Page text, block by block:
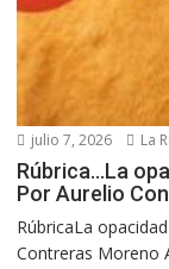
julio 7, 2026 La
Rúbrica…La
Por Aurelio
RúbricaLa
Contreras Moreno